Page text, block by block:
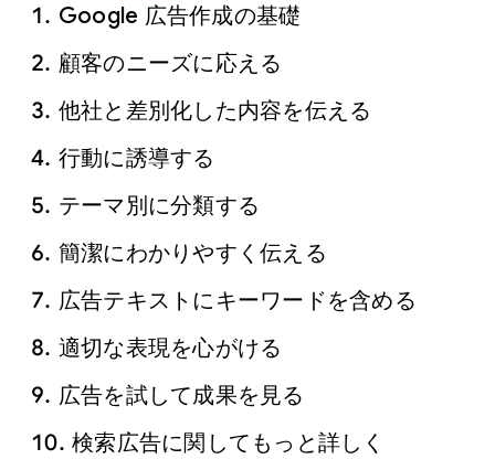
Google 広告作成の​基礎
顧客の​ニーズに​応える
他社と​差別化した​内容を​伝える
行動に​誘導する
テーマ別に​分類する
簡潔に​わかりやすく​伝える
広告テキストに​キーワードを​含める
適切な​表現を​心がける
広告を​試して​成果を​見る
検索​広告に​関してもっと​詳しく